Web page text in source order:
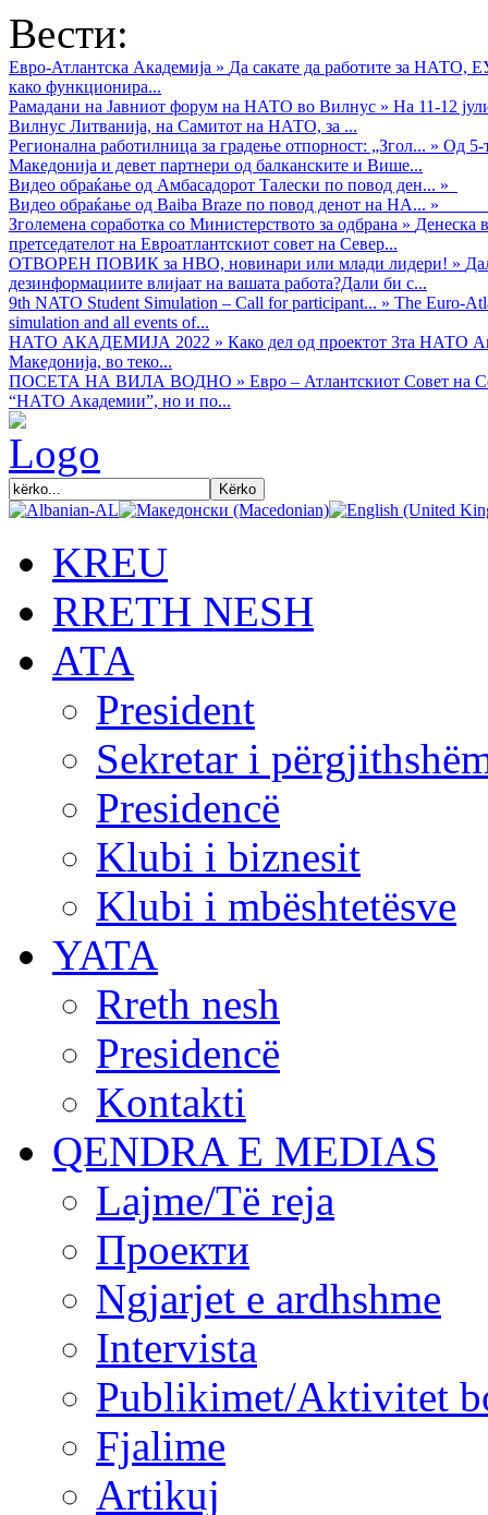
Вести:
Евро-Атлантска Академија » Да сакате да работите за НАТО,
како функционира...
Рамадани на Јавниот форум на НАТО во Вилнус » На 11-12
Вилнус Литванија, на Самитот на НАТО, за ...
Регионална работилница за градење отпорност: „Згол... » Од 5-
Македонија и девет партнери од балканските и Више...
Видео обраќањe од Амбасадорот Талески по повод ден... »
Видео обраќање од Baiba Braze по повод денот на НА... »
Зголемена соработка со Министерството за одбрана » Денеска
претседателот на Евроатлантскиот совет на Север...
ОТВОРЕН ПОВИК за НВО, новинари или млади лидери! »
дезинформациите влијаат на вашата работа?Дали би с...
9th NATO Student Simulation – Call for participant... » The Euro-
simulation and all events of...
НАТО АКАДЕМИЈА 2022 » Како дел од проектот 3та НАТО
Македонија, во теко...
ПОСЕТА НА ВИЛА ВОДНО » Евро – Атлантскиот Совет на
“НАТО Академии”, но и по...
KREU
RRETH NESH
АТА
President
Sekretar i
Presidencë
Klubi i biznesit
Klubi i mbështetësve
YATA
Rreth nesh
Presidencë
Kontakti
QENDRA E MEDIAS
Lajme/Të reja
Проекти
Ngjarjet e ardhshme
Intervista
Publikimet/Aktivitet
Fjalime
Artikuj